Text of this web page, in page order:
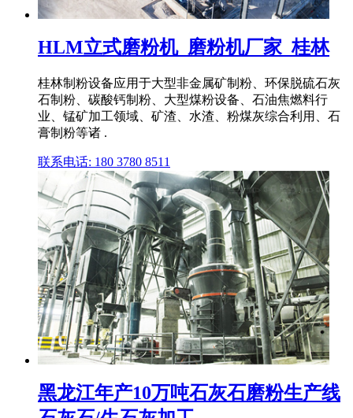
HLM立式磨粉机_磨粉机厂家_桂林
桂林制粉设备应用于大型非金属矿制粉、环保脱硫石灰
石制粉、碳酸钙制粉、大型煤粉设备、石油焦燃料行
业、锰矿加工领域、矿渣、水渣、粉煤灰综合利用、石
膏制粉等诸 .
联系电话: 180 3780 8511
黑龙江年产10万吨石灰石磨粉生产线